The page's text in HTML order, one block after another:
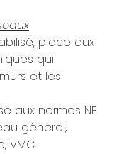
place aux
qui
et les
aux normes NF
général,
VMC.